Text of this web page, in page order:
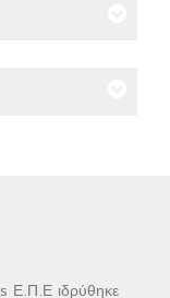
Ε.Π.Ε ιδρύθηκε